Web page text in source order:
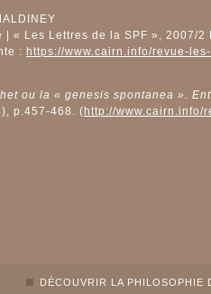
| « Les Lettres de la SPF », 2007/2
: https://www.cairn.info/revue-
ou la « genesis spontanea ».
p.457-468. ( http://www.cairn.info/
DÉCOUVRIR LA PHILOSOPHIE